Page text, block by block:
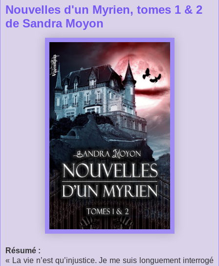
Nouvelles d'un Myrien, tomes 1 & 2
de Sandra Moyon
Résumé :
« La vie n’est qu’injustice. Je me suis longuement interrogé